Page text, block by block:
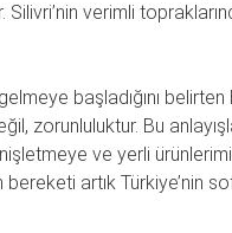
Silivri’nin verimli
başladığını belirten
zorunluluktur. Bu
ve yerli
artık Türkiye’nin